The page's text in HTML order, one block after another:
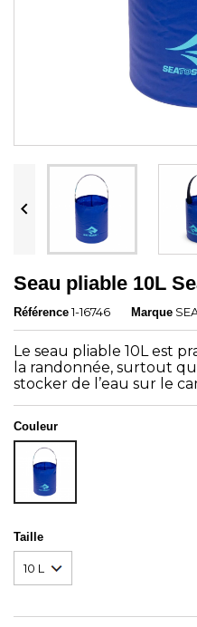

Seau pliable 10L
Référence 1-16746 Marque
Le seau pliable 10L est
la randonnée, surtout
stocker de l’eau sur le
Couleur
SURF
THE
WEB
Taille